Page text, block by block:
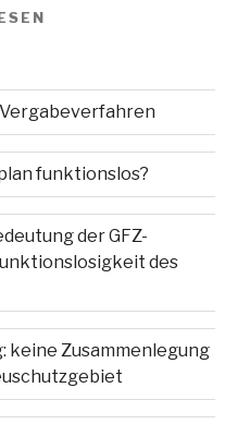
funktionslos?
der GFZ-
des
keine Zusammenlegung